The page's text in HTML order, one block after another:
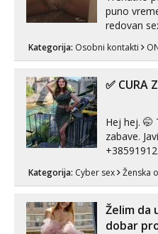
puno
redovan sex na
Kategorija: Osobni kontakti
✅ CURA
Hej hej. 🤭
zabave.
Whatsapp). 🤙 NE javljaj se
Hvala.
Kategorija: Cyber sex Ženska
Želim da
dobar